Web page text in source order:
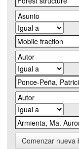
Comenzar nueva